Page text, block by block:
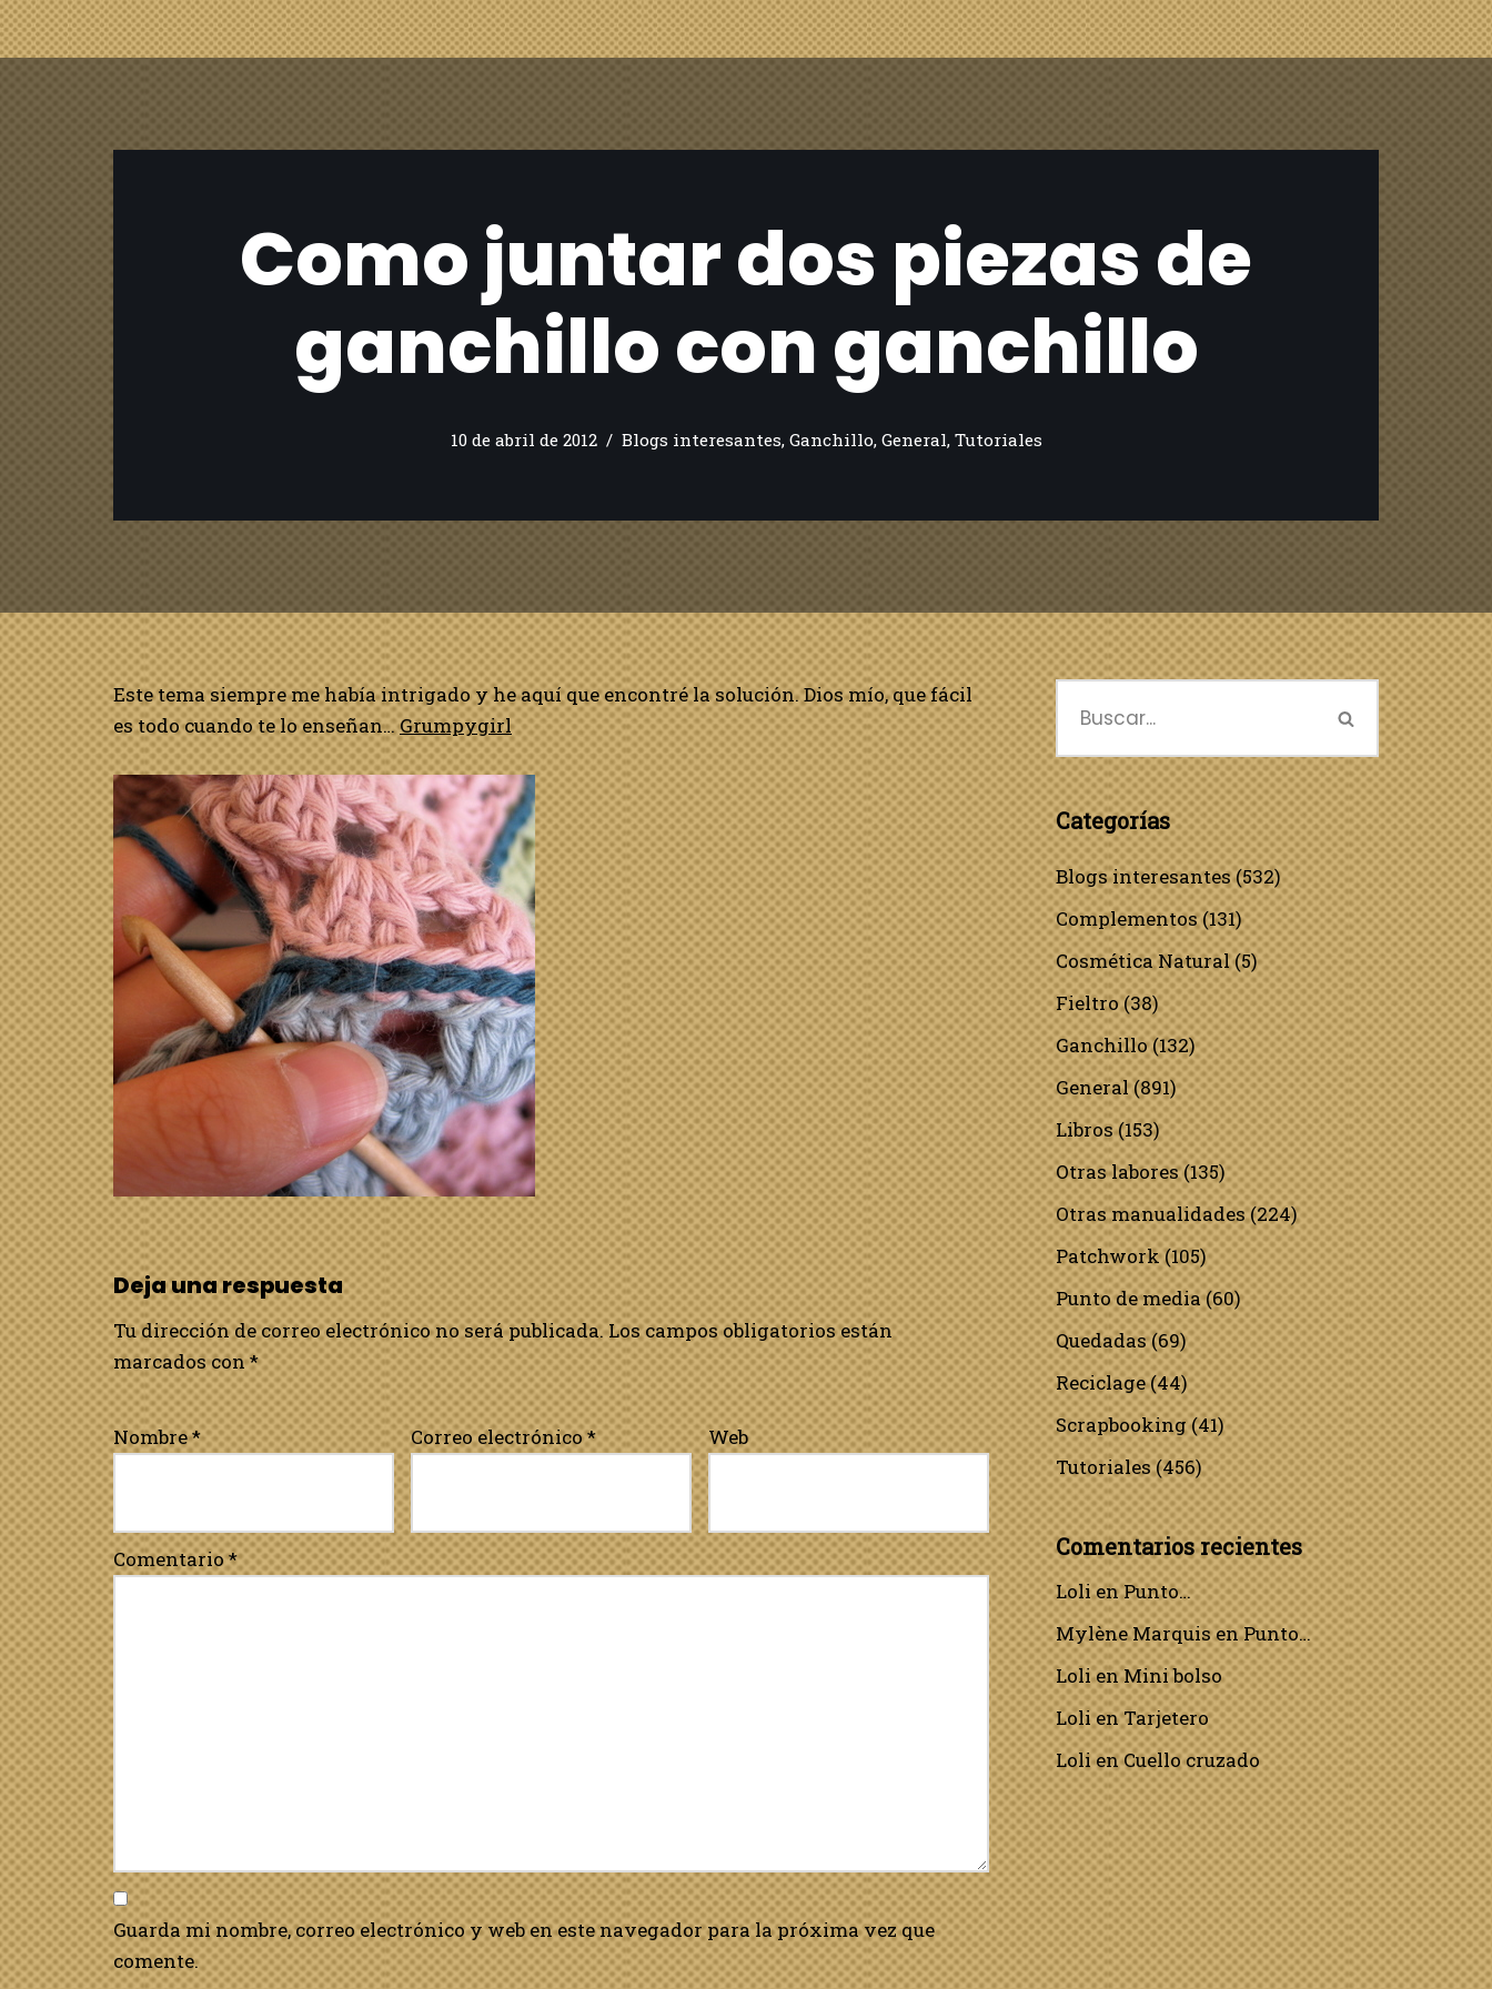
Como juntar dos piezas de
ganchillo con ganchillo
10 de abril de 2012 Blogs interesantes, Ganchillo, General, Tutoriales
Este tema siempre me había intrigado y he aquí que encontré la solución. Dios mío, que fácil
es todo cuando te lo enseñan…Grumpygirl
Deja una respuesta
Tu dirección de correo electrónico no será publicada. Los campos obligatorios están
marcados con*
Nombre* Correo electrónico* Web
Comentario*
Guarda mi nombre, correo electrónico y web en este navegador para la próxima vez que
comente.
Categorías
Blogs interesantes(532)
Complementos(131)
Cosmética Natural(5)
Fieltro(38)
Ganchillo(132)
General(891)
Libros(153)
Otras labores(135)
Otras manualidades(224)
Patchwork(105)
Punto de media(60)
Quedadas(69)
Reciclage(44)
Scrapbooking(41)
Tutoriales(456)
Comentarios recientes
LolienPunto…
Mylène MarquisenPunto…
LolienMini bolso
LolienTarjetero
LolienCuello cruzado